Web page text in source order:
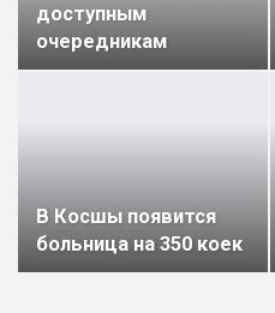
доступным
очередникам
В Косшы появится
больница на 350 коек